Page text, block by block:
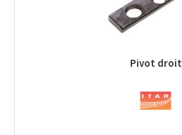
Pivot droit